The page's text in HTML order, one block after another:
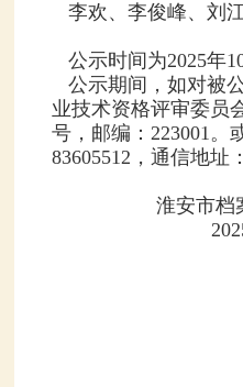
李欢、李俊峰、刘
公示时间为2025年
公示期间，如对被
业技术资格评审委员
号，邮编：223001。
83605512，通信地址
淮安市档案专业
2025年10